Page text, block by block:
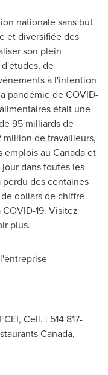
nationale sans but
et diversifiée des
son plein
de
à l'intention
pandémie de COVID-
était une
95 milliards de
de travailleurs,
emplois au Canadaet
dans toutes les
des centaines
dollars de chiffre
19. Visitez
plus.
Cell. : 514 817-
Canada,